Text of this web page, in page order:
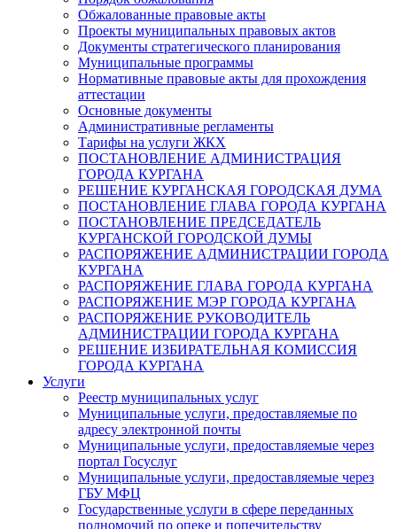
Обжалованные правовые акты
Проекты муниципальных правовых актов
Документы стратегического планирования
Муниципальные программы
Нормативные правовые акты для прохождения
аттестации
Основные документы
Административные регламенты
Тарифы на услуги ЖКХ
ПОСТАНОВЛЕНИЕ АДМИНИСТРАЦИЯ
ГОРОДА КУРГАНА
РЕШЕНИЕ КУРГАНСКАЯ ГОРОДСКАЯ ДУМА
ПОСТАНОВЛЕНИЕ ГЛАВА ГОРОДА КУРГАНА
ПОСТАНОВЛЕНИЕ ПРЕДСЕДАТЕЛЬ
КУРГАНСКОЙ ГОРОДСКОЙ ДУМЫ
РАСПОРЯЖЕНИЕ АДМИНИСТРАЦИИ ГОРОДА
КУРГАНА
РАСПОРЯЖЕНИЕ ГЛАВА ГОРОДА КУРГАНА
РАСПОРЯЖЕНИЕ МЭР ГОРОДА КУРГАНА
РАСПОРЯЖЕНИЕ РУКОВОДИТЕЛЬ
АДМИНИСТРАЦИИ ГОРОДА КУРГАНА
РЕШЕНИЕ ИЗБИРАТЕЛЬНАЯ КОМИССИЯ
ГОРОДА КУРГАНА
Услуги
Реестр муниципальных услуг
Муниципальные услуги, предоставляемые по
адресу электронной почты
Муниципальные услуги, предоставляемые через
портал Госуслуг
Муниципальные услуги, предоставляемые через
ГБУ МФЦ
Государственные услуги в сфере переданных
полномочий по опеке и попечительству